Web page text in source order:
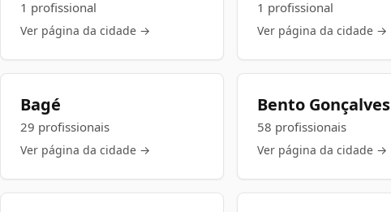
1 profissional
Ver página da cidade →
1 profissional
Ver página da cidade →
Bagé
29 profissionais
Ver página da cidade →
Bento Gonçalves
58 profissionais
Ver página da cidade →